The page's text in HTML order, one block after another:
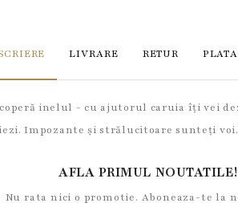
LIVRARE RETUR PLATA
inelul - cu ajutorul caruia îți vei
Impozante și strălucitoare sunteți
AFLA PRIMUL NOUTATILE!
Nu rata nici o promotie. Aboneaza-te la